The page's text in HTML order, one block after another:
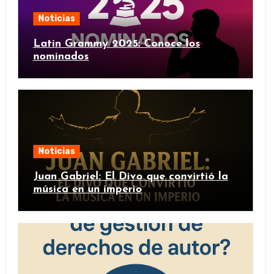
Noticias
Latin Grammy 2025: Conoce los
nominados
Noticias
Juan Gabriel: El Divo que convirtió la
música en un imperio